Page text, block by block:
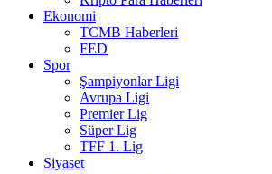
Ekonomi
TCMB Haberleri
FED
Spor
Şampiyonlar Ligi
Avrupa Ligi
Premier Lig
Süper Lig
TFF 1. Lig
Siyaset